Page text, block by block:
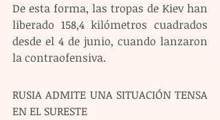
De esta forma, las tropas de Kiev han
liberado 158,4 kilómetros cuadrados
desde el 4 de junio, cuando lanzaron
la contraofensiva.
RUSIA ADMITE UNA SITUACIÓN TENSA
EN EL SURESTE